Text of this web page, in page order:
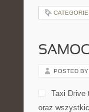
POSTED BY
Taxi Drive
oraz